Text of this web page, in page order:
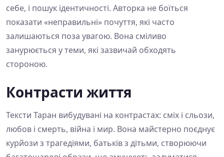
себе, і пошук ідентичності. Авторка не боїться
показати «неправильні» почуття, які часто
залишаються поза увагою. Вона сміливо
занурюється у теми, які зазвичай обходять
стороною.
Контрасти життя
Тексти Таран вибудувані на контрастах: сміх і сльози,
любов і смерть, війна і мир. Вона майстерно поєднує
курйози з трагедіями, батьків з дітьми, створюючи